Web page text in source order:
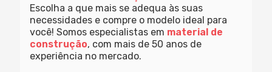
Escolha a que mais se adequa às suas
necessidades e compre o modelo ideal para
você! Somos especialistas em material de
construção, com mais de 50 anos de
experiência no mercado.